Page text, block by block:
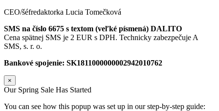
CEO/šéfredaktorka Lucia Tomečková
SMS na číslo 6675 s textom (veľké písmená) DALITO
Cena spätnej SMS je 2 EUR s DPH. Technicky zabezpečuje A
SMS, s. r. o.
Bankové spojenie: SK1811000000002942010762
×
Our Spring Sale Has Started
You can see how this popup was set up in our step-by-step guide: